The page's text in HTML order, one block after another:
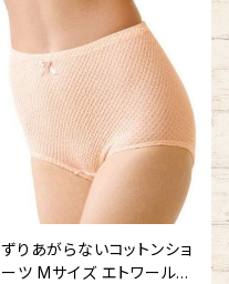
ずりあがらないコットンショ
ーツ Mサイズ エトワール84